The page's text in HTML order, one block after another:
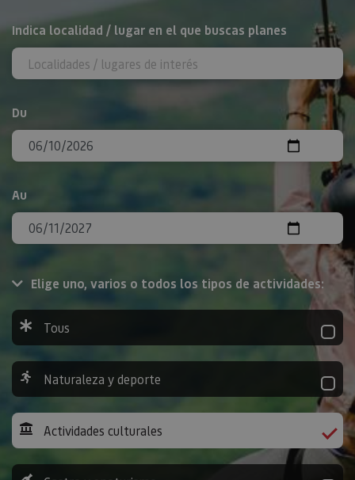
Rechercher
Indica localidad / lugar en el que buscas planes
Du
Au
Elige uno, varios o todos los tipos de actividades:
Tous
Naturaleza y deporte
Actividades culturales